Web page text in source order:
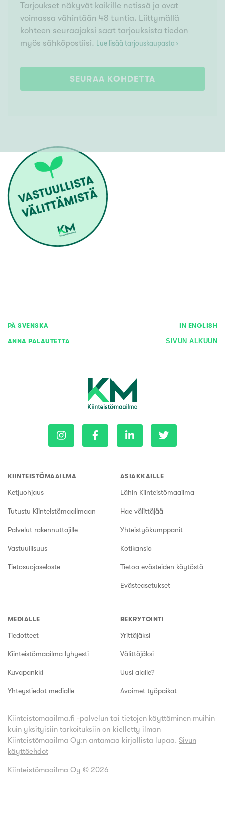
Tarjoukset näkyvät kaikille netissä ja ovat
voimassa vähintään 48 tuntia. Liittymällä
kohteen seuraajaksi saat tarjouksista tiedon
myös sähköpostiisi. Lue lisää tarjouskaupasta ›
SEURAA KOHDETTA
PÅ SVENSKA IN ENGLISH
ANNA PALAUTETTA SIVUN ALKUUN
KIINTEISTÖMAAILMA
Ketjuohjaus
Tutustu Kiinteistömaailmaan
Palvelut rakennuttajille
Vastuullisuus
Tietosuojaseloste
ASIAKKAILLE
Lähin Kiinteistömaailma
Hae välittäjää
Yhteistyökumppanit
Kotikansio
Tietoa evästeiden käytöstä
Evästeasetukset
MEDIALLE
Tiedotteet
Kiinteistömaailma lyhyesti
Kuvapankki
Yhteystiedot medialle
REKRYTOINTI
Yrittäjäksi
Välittäjäksi
Uusi alalle?
Avoimet työpaikat
Kiinteistomaailma.fi -palvelun tai tietojen käyttäminen muihin
kuin yksityisiin tarkoituksiin on kielletty ilman
Kiinteistömaailma Oy:n antamaa kirjallista lupaa. Sivun
käyttöehdot
Kiinteistömaailma Oy © 2026